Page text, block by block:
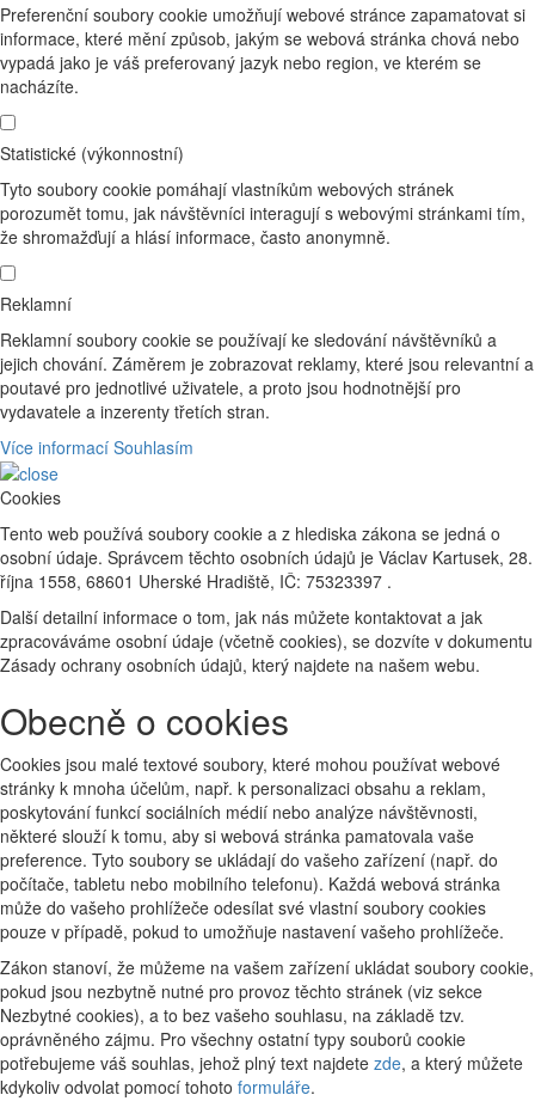
Preferenční soubory cookie umožňují webové stránce zapamatovat si
informace, které mění způsob, jakým se webová stránka chová nebo
vypadá jako je váš preferovaný jazyk nebo region, ve kterém se
nacházíte.
Statistické (výkonnostní)
Tyto soubory cookie pomáhají vlastníkům webových stránek
porozumět tomu, jak návštěvníci interagují s webovými stránkami tím,
že shromažďují a hlásí informace, často anonymně.
Reklamní
Reklamní soubory cookie se používají ke sledování návštěvníků a
jejich chování. Záměrem je zobrazovat reklamy, které jsou relevantní a
poutavé pro jednotlivé uživatele, a proto jsou hodnotnější pro
vydavatele a inzerenty třetích stran.
Více informací Souhlasím
Cookies
Tento web používá soubory cookie a z hlediska zákona se jedná o
osobní údaje. Správcem těchto osobních údajů je Václav Kartusek, 28.
října 1558, 68601 Uherské Hradiště, IČ: 75323397 .
Další detailní informace o tom, jak nás můžete kontaktovat a jak
zpracováváme osobní údaje (včetně cookies), se dozvíte v dokumentu
Zásady ochrany osobních údajů, který najdete na našem webu.
Obecně o cookies
Cookies jsou malé textové soubory, které mohou používat webové
stránky k mnoha účelům, např. k personalizaci obsahu a reklam,
poskytování funkcí sociálních médií nebo analýze návštěvnosti,
některé slouží k tomu, aby si webová stránka pamatovala vaše
preference. Tyto soubory se ukládají do vašeho zařízení (např. do
počítače, tabletu nebo mobilního telefonu). Každá webová stránka
může do vašeho prohlížeče odesílat své vlastní soubory cookies
pouze v případě, pokud to umožňuje nastavení vašeho prohlížeče.
Zákon stanoví, že můžeme na vašem zařízení ukládat soubory cookie,
pokud jsou nezbytně nutné pro provoz těchto stránek (viz sekce
Nezbytné cookies), a to bez vašeho souhlasu, na základě tzv.
oprávněného zájmu. Pro všechny ostatní typy souborů cookie
potřebujeme váš souhlas, jehož plný text najdete zde, a který můžete
kdykoliv odvolat pomocí tohoto formuláře.